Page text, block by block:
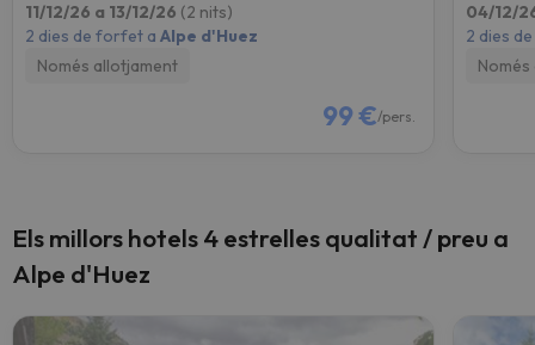
11/12/26 a 13/12/26 (2 nits)
2 dies de forfet a Alpe d'Huez
Només allotjament
99 €/pers.
04/12/
2 dies
Els millors hotels 4 estrelles qualitat / preu a
Alpe d'Huez